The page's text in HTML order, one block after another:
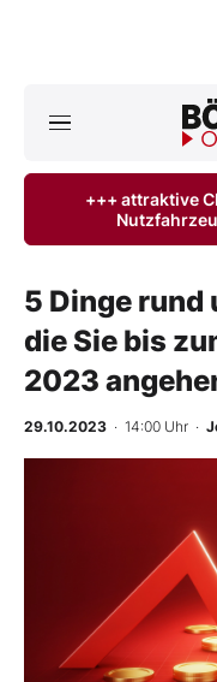
ktuelle
Anlageprodukte
Finanz-Check
Abo & Shop
BO-Musterdepots
Mein B:O
Mein Konto
+++ attraktive
5 Dinge rund
die Sie bis
2023
29.10.2023 · 14:00 Uhr ·